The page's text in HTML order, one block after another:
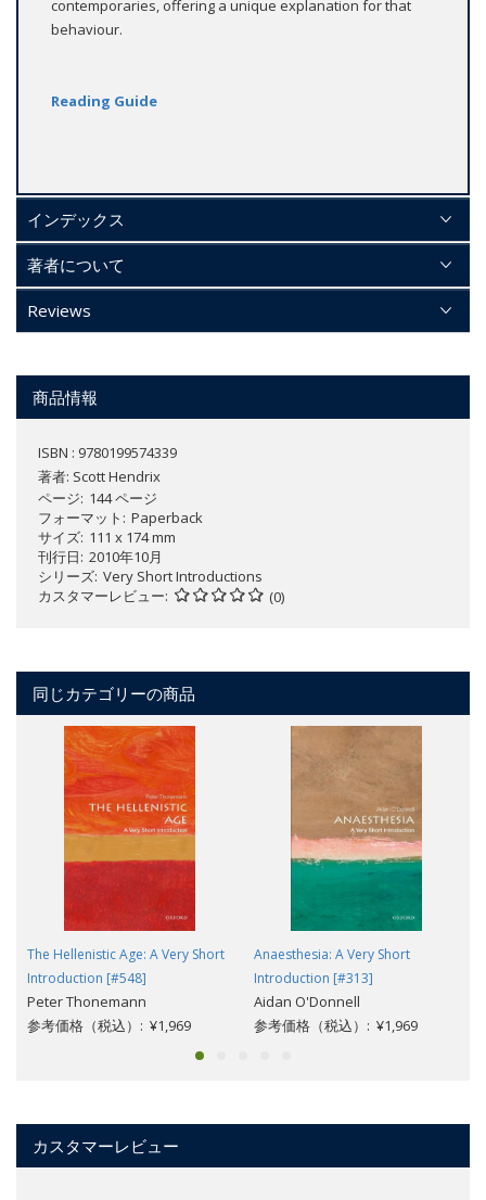
contemporaries, offering a unique explanation for that
behaviour.
Reading Guide
インデックス
著者について
Reviews
商品情報
ISBN : 9780199574339
著者: Scott Hendrix
ページ 144 ページ
フォーマット
Paperback
サイズ 111 x 174 mm
刊行日 2010年10月
シリーズ Very Short Introductions
カスタマーレビュー
(0)
同じカテゴリーの商品
The Hellenistic Age: A Very Short
Introduction [#548]
Peter Thonemann
参考価格（税込）: ¥1,969
Anaesthesia: A Very Short
Introduction [#313]
Aidan O'Donnell
参考価格（税込）: ¥1,969
カスタマーレビュー